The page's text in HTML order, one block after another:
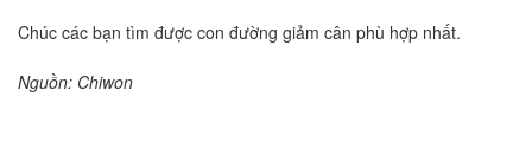
Chúc các bạn tìm được con đường giảm cân phù hợp nhất.
Nguồn: Chiwon